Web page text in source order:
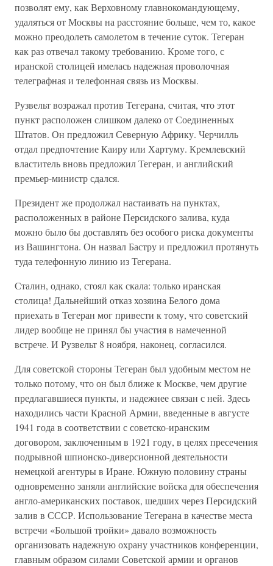
позволят ему, как Верховному главнокомандующему,
удаляться от Москвы на расстояние больше, чем то, какое
можно преодолеть самолетом в течение суток. Тегеран
как раз отвечал такому требованию. Кроме того, с
иранской столицей имелась надежная проволочная
телеграфная и телефонная связь из Москвы.
Рузвельт возражал против Тегерана, считая, что этот
пункт расположен слишком далеко от Соединенных
Штатов. Он предложил Северную Африку. Черчилль
отдал предпочтение Каиру или Хартуму. Кремлевский
властитель вновь предложил Тегеран, и английский
премьер-министр сдался.
Президент же продолжал настаивать на пунктах,
расположенных в районе Персидского залива, куда
можно было бы доставлять без особого риска документы
из Вашингтона. Он назвал Бастру и предложил протянуть
туда телефонную линию из Тегерана.
Сталин, однако, стоял как скала: только иранская
столица! Дальнейший отказ хозяина Белого дома
приехать в Тегеран мог привести к тому, что советский
лидер вообще не принял бы участия в намеченной
встрече. И Рузвельт 8 ноября, наконец, согласился.
Для советской стороны Тегеран был удобным местом не
только потому, что он был ближе к Москве, чем другие
предлагавшиеся пункты, и надежнее связан с ней. Здесь
находились части Красной Армии, введенные в августе
1941 года в соответствии с советско-иранским
договором, заключенным в 1921 году, в целях пресечения
подрывной шпионско-диверсионной деятельности
немецкой агентуры в Иране. Южную половину страны
одновременно заняли английские войска для обеспечения
англо-американских поставок, шедших через Персидский
залив в СССР. Использование Тегерана в качестве места
встречи «Большой тройки» давало возможность
организовать надежную охрану участников конференции,
главным образом силами Советской армии и органов